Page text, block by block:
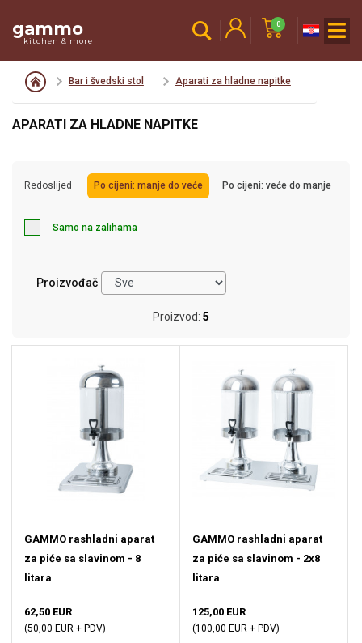
gammo
kitchen & more
0
Bar i švedski stol Aparati za hladne napitke
APARATI ZA HLADNE NAPITKE
Redoslijed Po cijeni: manje do veće Po cijeni: veće do manje
Samo na zalihama
Proizvođač
Proizvod: 5
GAMMO rashladni aparat
za piće sa slavinom - 8
litara
62,50 EUR
(50,00 EUR + PDV)
GAMMO rashladni aparat
za piće sa slavinom - 2x8
litara
125,00 EUR
(100,00 EUR + PDV)